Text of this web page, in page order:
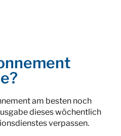
am besten noch
dieses wöchentlich
verpassen.